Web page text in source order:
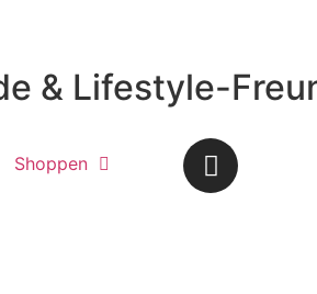
& Lifestyle-
Shoppen